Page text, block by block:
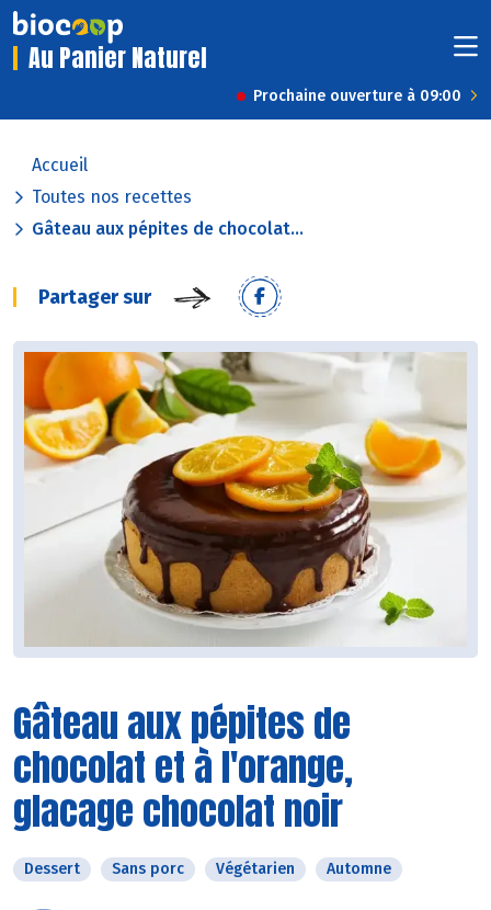
Au Panier Naturel
Prochaine ouverture à 09:00
Accueil
Toutes nos recettes
Gâteau aux pépites de chocolat...
Partager sur
Gâteau aux pépites de
chocolat et à l'orange,
glacage chocolat noir
Dessert Sans porc Végétarien Automne